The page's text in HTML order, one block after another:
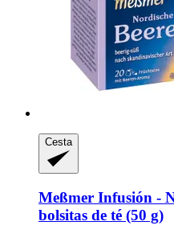
Cesta
Meßmer Infusión -​
bolsitas de té (50 g)